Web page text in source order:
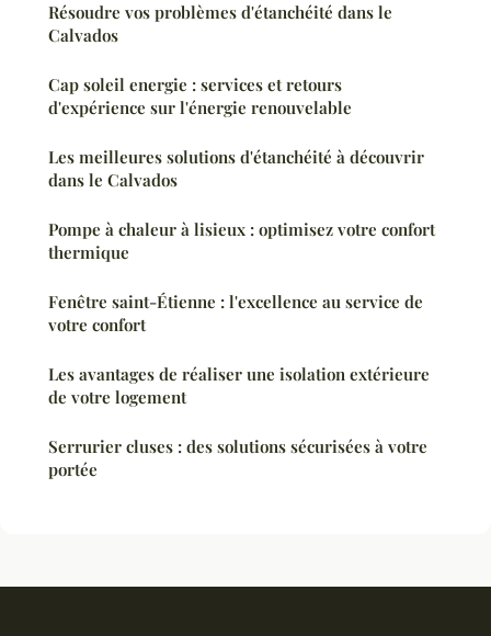
Résoudre vos problèmes d'étanchéité dans le
Calvados
Cap soleil energie : services et retours
d'expérience sur l'énergie renouvelable
Les meilleures solutions d'étanchéité à découvrir
dans le Calvados
Pompe à chaleur à lisieux : optimisez votre confort
thermique
Fenêtre saint-Étienne : l'excellence au service de
votre confort
Les avantages de réaliser une isolation extérieure
de votre logement
Serrurier cluses : des solutions sécurisées à votre
portée